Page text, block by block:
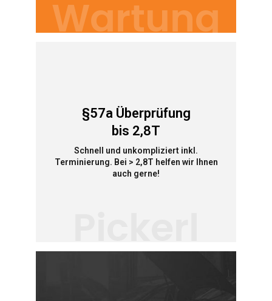
Wartung
§57a Überprüfung
bis 2,8T
Schnell und unkompliziert inkl.
Terminierung. Bei > 2,8T helfen wir Ihnen
auch gerne!